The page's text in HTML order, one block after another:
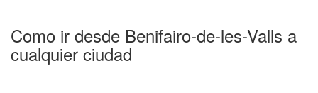
Como ir desde Benifairo-de-les-Valls a
cualquier ciudad